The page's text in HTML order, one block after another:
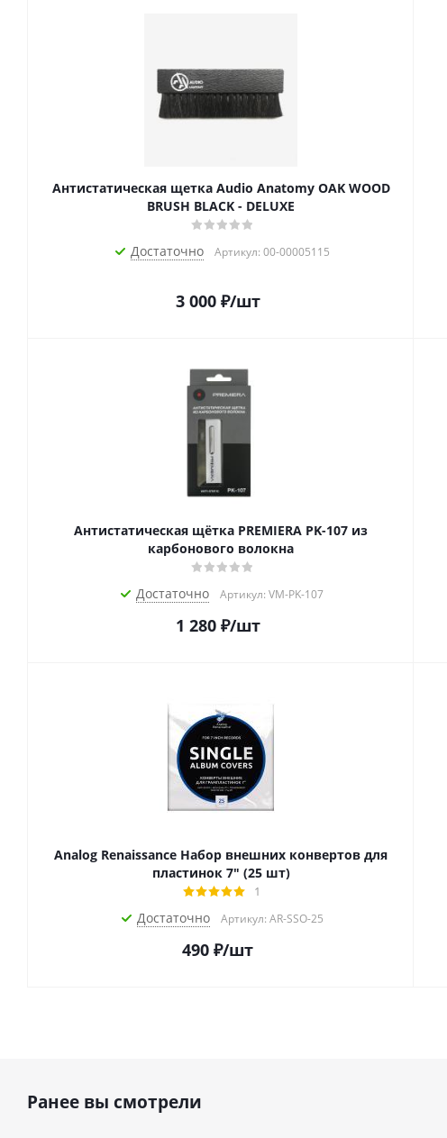
Антистатическая щетка Audio Anatomy OAK WOOD
BRUSH BLACK - DELUXE
Достаточно Артикул: 00-00005115
3 000₽/шт
Антистатическая щётка PREMIERA PK-107 из
карбонового волокна
Достаточно Артикул: VM-PK-107
1 280₽/шт
Analog Renaissance Набор внешних конвертов для
пластинок 7" (25 шт)
1
Достаточно Артикул: AR-SSO-25
490 ₽/шт
Ранее вы смотрели